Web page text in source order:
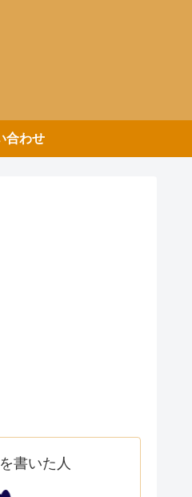
合わせ
書いた人